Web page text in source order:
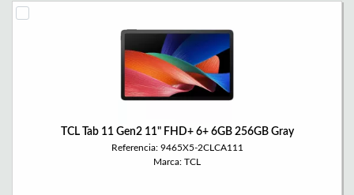
TCL Tab 11 Gen2 11" FHD+ 6+ 6GB 256GB Gray
Referencia: 9465X5-2CLCA111
Marca: TCL